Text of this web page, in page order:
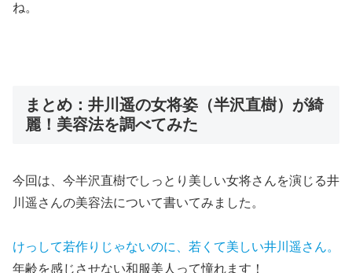
ね。
まとめ：井川遥の女将姿（半沢直樹）が綺
麗！美容法を調べてみた
今回は、今半沢直樹でしっとり美しい女将さんを演じる井
川遥さんの美容法について書いてみました。
けっして若作りじゃないのに、若くて美しい井川遥さん。
年齢を感じさせない和服美人って憧れます！